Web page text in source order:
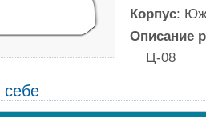
Корпус:
Описание
Ц-08